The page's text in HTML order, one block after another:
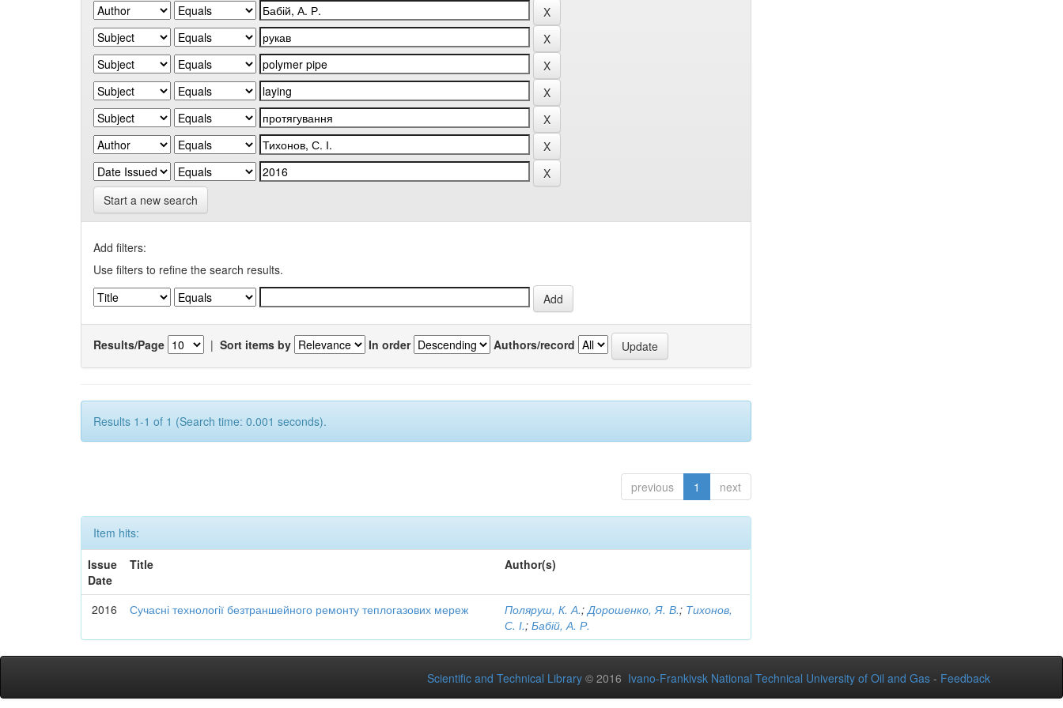
Start a new search
Add filters:
Use filters to refine the search results.
Results/Page | Sort items by In order Authors/record
Results 1-1 of 1 (Search time: 0.001 seconds).
previous 1 next
Item hits:
Issue
Date
Title Author(s)
2016 Сучасні технології безтраншейного ремонту теплогазових мереж Поляруш, К. А.;Дорошенко, Я. В.; Тихонов,
С. І.;Бабій, А. Р.
Scientific and Technical Library © 2016 Ivano-Frankivsk National Technical University of Oil and Gas - Feedback